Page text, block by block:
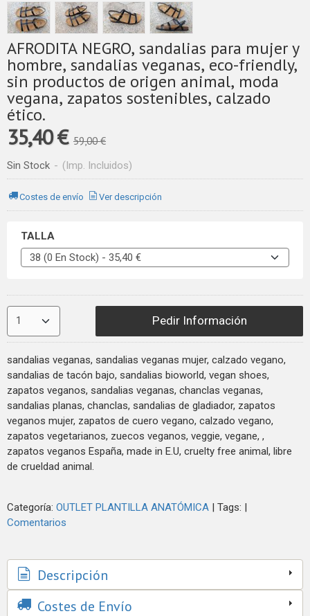
AFRODITA NEGRO, sandalias para mujer y
hombre, sandalias veganas, eco-friendly,
sin productos de origen animal, moda
vegana, zapatos sostenibles, calzado
ético.
35,40 € 59,00 €
Sin Stock - (Imp. Incluidos)
Costes de envío Ver descripción
TALLA
Pedir Información
sandalias veganas, sandalias veganas mujer, calzado vegano,
sandalias de tacón bajo, sandalias bioworld, vegan shoes,
zapatos veganos, sandalias veganas, chanclas veganas,
sandalias planas, chanclas, sandalias de gladiador, zapatos
veganos mujer, zapatos de cuero vegano, calzado vegano,
zapatos vegetarianos, zuecos veganos, veggie, vegane, ,
zapatos veganos España, made in E.U, cruelty free animal, libre
de crueldad animal.
Categoría: OUTLET PLANTILLA ANATÓMICA | Tags: |
Comentarios
Descripción
Costes de Envío